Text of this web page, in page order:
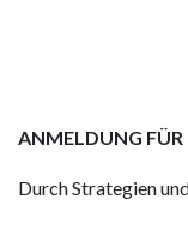
ANMELDUNG FÜR
Durch Strategien